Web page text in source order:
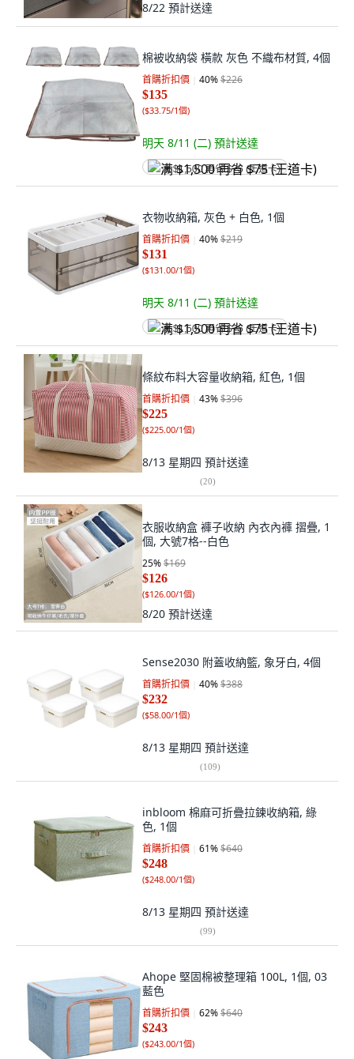
8/22 預計送達
棉被收納袋 橫款 灰色 不織布材質, 4個
首購折扣價 40%$226
$135
($33.75/1個)
明天 8/11 (二) 預計送達
满 $1,500 再省 $75 (王道卡)
衣物收納箱, 灰色 + 白色, 1個
首購折扣價 40%$219
$131
($131.00/1個)
明天 8/11 (二) 預計送達
满 $1,500 再省 $75 (王道卡)
條紋布料大容量收納箱, 紅色, 1個
首購折扣價 43%$396
$225
($225.00/1個)
8/13 星期四 預計送達
(20)
衣服收納盒 褲子收納 內衣內褲 摺疊, 1
個, 大號7格--白色
25%$169
$126
($126.00/1個)
8/20 預計送達
Sense2030 附蓋收納籃, 象牙白, 4個
首購折扣價 40%$388
$232
($58.00/1個)
8/13 星期四 預計送達
(109)
inbloom 棉麻可折疊拉鍊收納箱, 綠
色, 1個
首購折扣價 61%$640
$248
($248.00/1個)
8/13 星期四 預計送達
(99)
Ahope 堅固棉被整理箱 100L, 1個, 03
藍色
首購折扣價 62%$640
$243
($243.00/1個)